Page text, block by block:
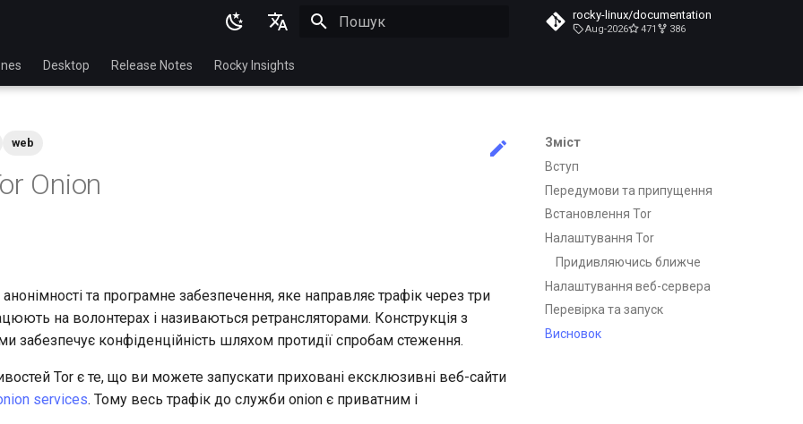
English
한국어
简体中文
rocky-linux/documentation
Aug-2026 471 386
Desktop Release Notes Rocky Insights
Зміст
Вступ
Передумови та припущення
Встановлення Tor
Налаштування Tor
Придивляючись ближче
Налаштування веб-сервера
Перевірка та запуск
Висновок
web
Onion
та програмне забезпечення, яке направляє трафік через три
на волонтерах і називаються ретрансляторами. Конструкція з
забезпечує конфіденційність шляхом протидії спробам стеження.
Tor є те, що ви можете запускати приховані ексклюзивні веб-сайти
services. Тому весь трафік до служби onion є приватним і